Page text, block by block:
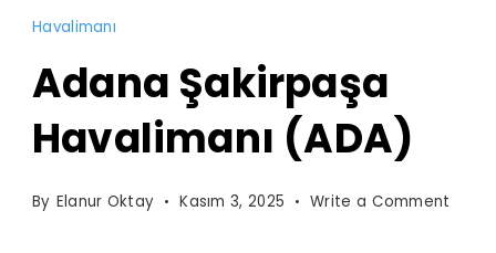
şehir
merkezine
yakın
konumuyla
dikkat
çeken
Havalimanı
Adana Şakirpaşa
Havalimanı (ADA)
By Elanur Oktay Kasım 3, 2025 Write a Comment